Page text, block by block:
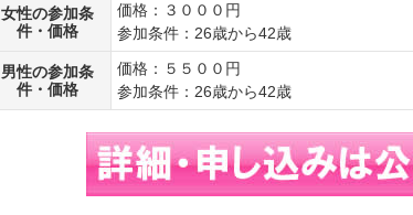
女性の参加条
件・価格
価格：３０００円
参加条件：26歳から42歳
男性の参加条
件・価格
価格：５５００円
参加条件：26歳から42歳